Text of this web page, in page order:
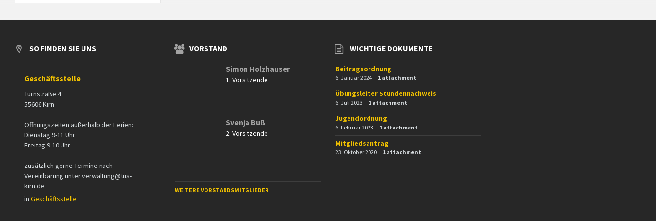
SO FINDEN SIE UNS
Geschäftsstelle
Turnstraße 4
55606 Kirn
Öffnungszeiten außerhalb der Ferien:
Dienstag 9-11 Uhr
Freitag 9-10 Uhr
zusätzlich gerne Termine nach
Vereinbarung unter verwaltung@tus-
kirn.de
in Geschäftsstelle
VORSTAND
Simon Holzhauser
1. Vorsitzende
Svenja Buß
2. Vorsitzende
WEITERE VORSTANDSMITGLIEDER
WICHTIGE DOKUMENTE
Beitragsordnung
6. Januar 2024 1 attachment
Übungsleiter Stundennachweis
6. Juli 2023 1 attachment
Jugendordnung
6. Februar 2023 1 attachment
Mitgliedsantrag
23. Oktober 2020 1 attachment